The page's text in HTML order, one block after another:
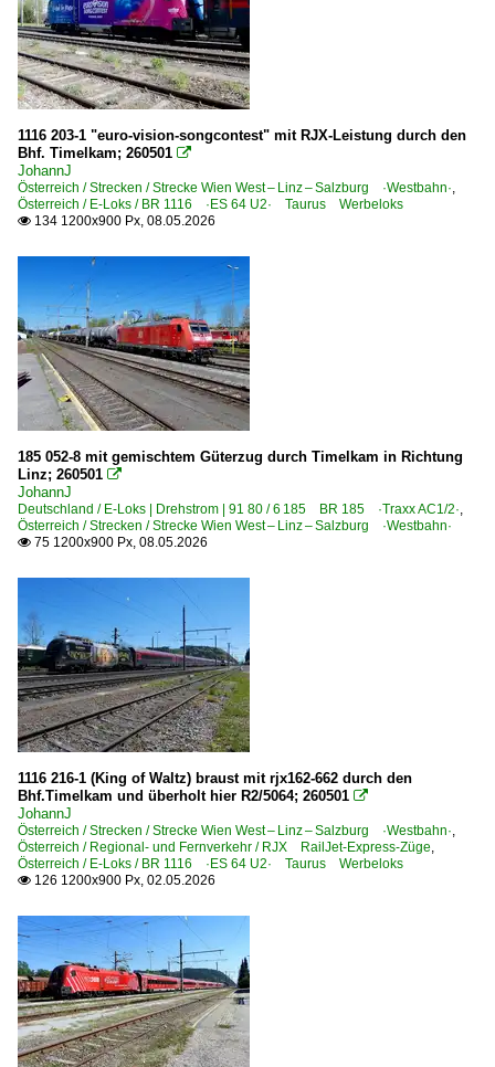
MRCE Dispolok GmbH, München ·DISPO· bis 10.2023
Rail4Chem Eisenbahnverkehrsgesellschaft mbH
Italien
E-Loks
E.412
Treno Alto Adige (Südtirolbahn) ·SAD·
Österreich
Bahndienstfahrzeuge
X 432 LZB INDUSI-Prüffahrzeug
X 552.0 · 9131 P&T MTW 100 Motorturmwagen
Hilfszüge
Messwagen
Stopfmaschinen (sonstige)
Bahnhöfe
Attnang-Puchheim
Innsbruck Hbf
Linz
Marchtrenk
Salzburg Hbf.
Schwarzach-St Veit
St. Pölten Hbf
Wels
Wien (sonstige)
Wien Hauptbahnhof
1116 203-1 "euro-vision-songcontest" mit RJX-Leistung durch den
Bhf. Timelkam; 260501 
JohannJ
Österreich / Strecken / Strecke Wien West – Linz – Salzburg ·Westbahn·,
Österreich / E-Loks / BR 1116 ·ES 64 U2· Taurus Werbeloks
 134 1200x900 Px, 08.05.2026
185 052-8 mit gemischtem Güterzug durch Timelkam in Richtung
Linz; 260501 
JohannJ
Deutschland / E-Loks | Drehstrom | 91 80 / 6 185 BR 185 ·Traxx AC1/2·,
Österreich / Strecken / Strecke Wien West – Linz – Salzburg ·Westbahn·
 75 1200x900 Px, 08.05.2026
1116 216-1 (King of Waltz) braust mit rjx162-662 durch den
Bhf.Timelkam und überholt hier R2/5064; 260501 
JohannJ
Österreich / Strecken / Strecke Wien West – Linz – Salzburg ·Westbahn·,
Österreich / Regional- und Fernverkehr / RJX RailJet-Express-Züge,
Österreich / E-Loks / BR 1116 ·ES 64 U2· Taurus Werbeloks
 126 1200x900 Px, 02.05.2026